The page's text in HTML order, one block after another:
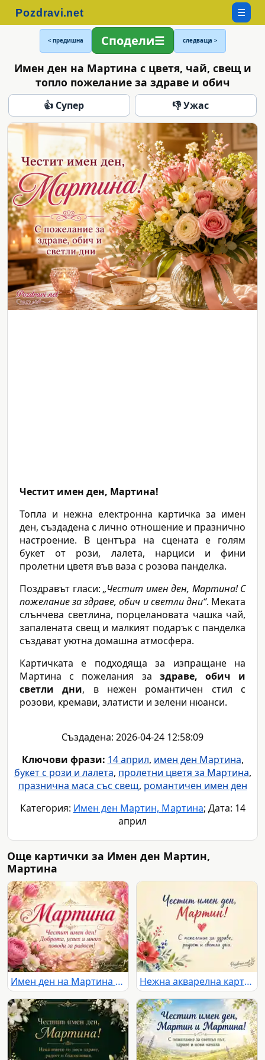
☰
< предишна Сподели следваща >
Имен ден на Мартина с цветя, чай, свещ и
топло пожелание за здраве и обич
👍 Супер 👎 Ужас
Честит имен ден, Мартина!
Топла и нежна електронна картичка за имен
ден, създадена с лично отношение и празнично
настроение. В центъра на сцената е голям
букет от рози, лалета, нарциси и фини
пролетни цветя във ваза с розова панделка.
Поздравът гласи: „Честит имен ден, Мартина! С
пожелание за здраве, обич и светли дни“. Меката
слънчева светлина, порцелановата чашка чай,
запалената свещ и малкият подарък с панделка
създават уютна домашна атмосфера.
Картичката е подходяща за изпращане на
Мартина с пожелания за здраве, обич и
светли дни, в нежен романтичен стил с
розови, кремави, златисти и зелени нюанси.
Създадена: 2026-04-24 12:58:09
Ключови фрази: 14 април, имен ден Мартина,
букет с рози и лалета, пролетни цветя за Мартина,
празнична маса със свещ, романтичен имен ден
Категория: Имен ден Мартин, Мартина; Дата: 14
април
Още картички за Имен ден Мартин,
Мартина
Имен ден на Мартина с розови цветя и топло празнично послание Нежна акварелна картичка за имен ден на Мартин с цветя и сърдечно послание